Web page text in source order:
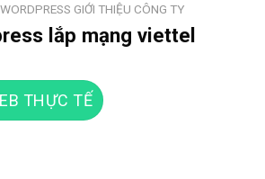
GIỚI THIỆU CÔNG TY
lắp mạng viettel
THỰC TẾ